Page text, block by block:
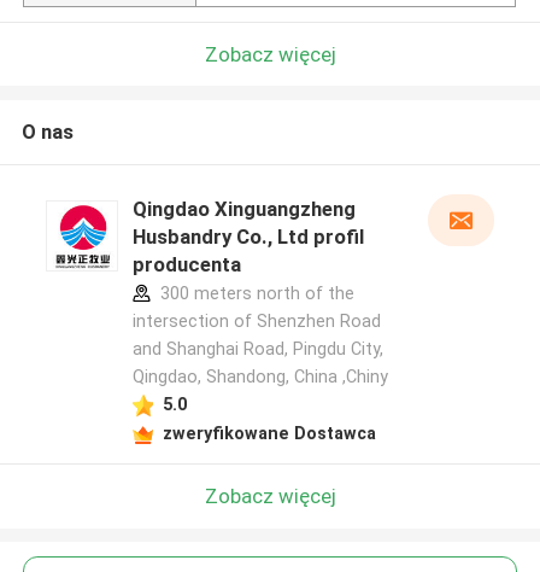
Zobacz więcej
O nas
Qingdao Xinguangzheng
Husbandry Co., Ltd profil
producenta
300 meters north of the
intersection of Shenzhen Road
and Shanghai Road, Pingdu City,
Qingdao, Shandong, China ,Chiny
5.0
zweryfikowane Dostawca
Zobacz więcej